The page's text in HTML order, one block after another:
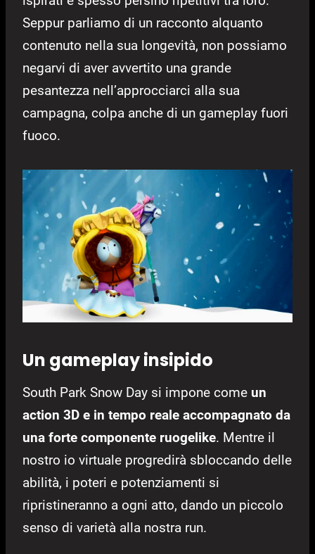
Seppur parliamo di un racconto alquanto
contenuto nella sua longevità, non possiamo
negarvi di aver avvertito una grande
pesantezza nell’approcciarci alla sua
campagna, colpa anche di un gameplay fuori
fuoco.
Un gameplay insipido
South Park Snow Day si impone come un
action 3D e in tempo reale accompagnato da
una forte componente ruogelike. Mentre il
nostro io virtuale progredirà sbloccando delle
abilità, i poteri e potenziamenti si
ripristineranno a ogni atto, dando un piccolo
senso di varietà alla nostra run.